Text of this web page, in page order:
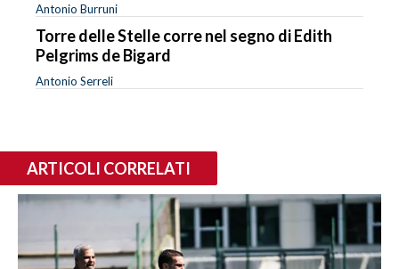
Antonio Burruni
Torre delle Stelle corre nel segno di Edith
Pelgrims de Bigard
Antonio Serreli
ARTICOLI CORRELATI